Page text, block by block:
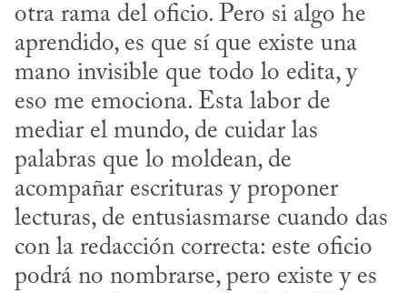
otra rama del oficio. Pero si algo he
aprendido, es que sí que existe una
mano invisible que todo lo edita, y
eso me emociona. Esta labor de
mediar el mundo, de cuidar las
palabras que lo moldean, de
acompañar escrituras y proponer
lecturas, de entusiasmarse cuando das
con la redacción correcta: este oficio
podrá no nombrarse, pero existe y es